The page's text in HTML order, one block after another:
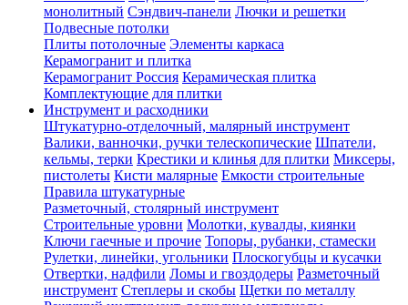
монолитный Сэндвич-панели Лючки и решетки
Подвесные потолки
Плиты потолочные Элементы каркаса
Керамогранит и плитка
Керамогранит Россия Керамическая плитка
Комплектующие для плитки
Инструмент и расходники
Штукатурно-отделочный, малярный инструмент
Валики, ванночки, ручки телескопические Шпатели,
кельмы, терки Крестики и клинья для плитки Миксеры,
пистолеты Кисти малярные Емкости строительные
Правила штукатурные
Разметочный, столярный инструмент
Строительные уровни Молотки, кувалды, киянки
Ключи гаечные и прочие Топоры, рубанки, стамески
Рулетки, линейки, угольники Плоскогубцы и кусачки
Отвертки, надфили Ломы и гвоздодеры Разметочный
инструмент Степлеры и скобы Щетки по металлу